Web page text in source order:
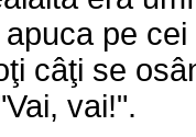
pe
câţi se
vai!".